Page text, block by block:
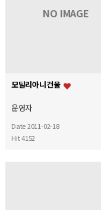
NO IMAGE
모딜리아니건물
운영자
Date 2011-02-18
Hit 4152